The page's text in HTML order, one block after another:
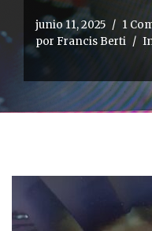
junio 11, 2025
1
por Francis Berti